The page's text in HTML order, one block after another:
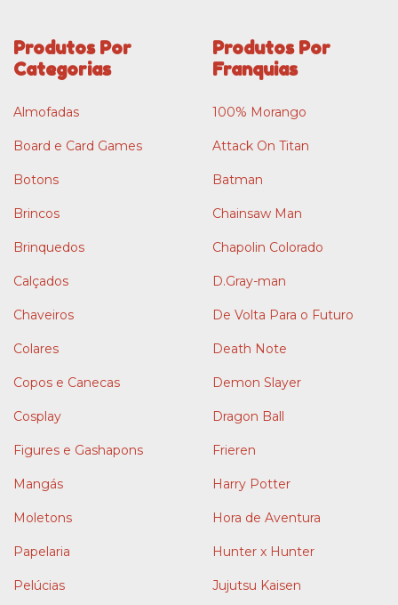
Produtos Por
Categorias
Almofadas
Board e Card Games
Botons
Brincos
Brinquedos
Calçados
Chaveiros
Colares
Copos e Canecas
Cosplay
Figures e Gashapons
Mangás
Moletons
Papelaria
Pelúcias
Produtos Por
Franquias
100% Morango
Attack On Titan
Batman
Chainsaw Man
Chapolin Colorado
D.Gray-man
De Volta Para o Futuro
Death Note
Demon Slayer
Dragon Ball
Frieren
Harry Potter
Hora de Aventura
Hunter x Hunter
Jujutsu Kaisen